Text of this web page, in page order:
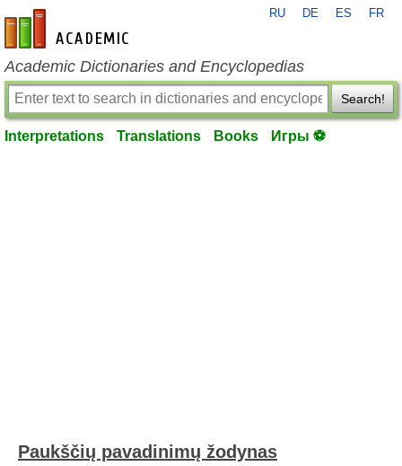
en-academic.com
RU DE ES FR
Academic Dictionaries and Encyclopedias
Search!
Interpretations Translations Books Игры ⚽
Paukščių pavadinimų žodynas